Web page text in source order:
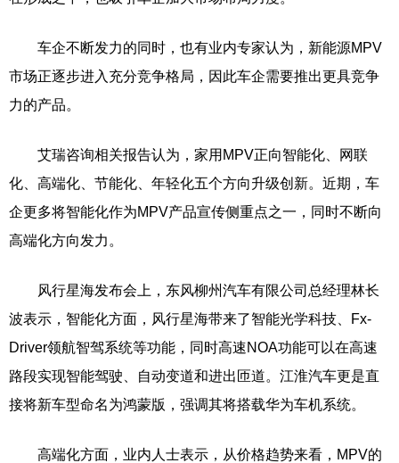
车企不断发力的同时，也有业内专家认为，新能源MPV
市场正逐步进入充分竞争格局，因此车企需要推出更具竞争
力的产品。
艾瑞咨询相关报告认为，家用MPV正向智能化、网联
化、高端化、节能化、年轻化五个方向升级创新。近期，车
企更多将智能化作为MPV产品宣传侧重点之一，同时不断向
高端化方向发力。
风行星海发布会上，东风柳州汽车有限公司总经理林长
波表示，智能化方面，风行星海带来了智能光学科技、Fx-
Driver领航智驾系统等功能，同时高速NOA功能可以在高速
路段实现智能驾驶、自动变道和进出匝道。江淮汽车更是直
接将新车型命名为鸿蒙版，强调其将搭载华为车机系统。
高端化方面，业内人士表示，从价格趋势来看，MPV的